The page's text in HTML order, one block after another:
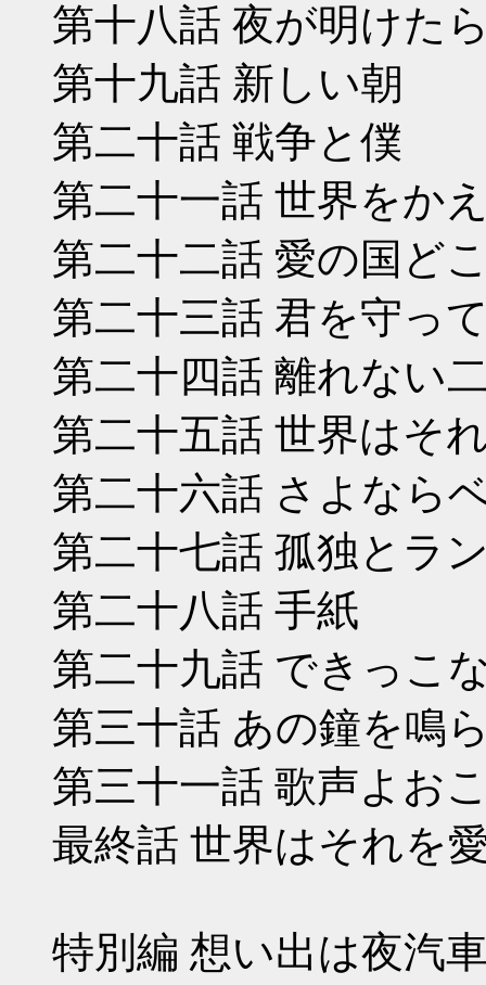
第十八話 夜が明けた
第十九話 新しい朝
第二十話 戦争と僕
第二十一話 世界をか
第二十二話 愛の国ど
第二十三話 君を守っ
第二十四話 離れない
第二十五話 世界はそ
第二十六話 さよなら
第二十七話 孤独とラ
第二十八話 手紙
第二十九話 できっこ
第三十話 あの鐘を鳴
第三十一話 歌声よお
最終話 世界はそれを
特別編 想い出は夜汽